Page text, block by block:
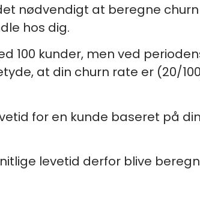
nødvendigt at beregne
hos dig.
100 kunder, men ved
at din churn rate er (20/
for en kunde baseret på
levetid derfor blive